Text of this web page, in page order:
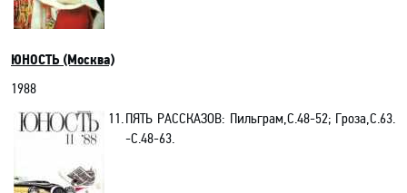
ЮНОСТЬ (Москва)
1988
11.ПЯТЬ РАССКАЗОВ: Пильграм,С.48-52; Гроза,C.63.
-C.48-63.